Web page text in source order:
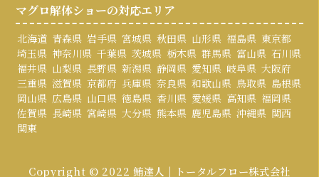
マグロ解体ショーの対応エリア
北海道 青森県 岩手県 宮城県 秋田県 山形県 福島県 東京都
埼玉県 神奈川県 千葉県 茨城県 栃木県 群馬県 富山県 石川県
福井県 山梨県 長野県 新潟県 静岡県 愛知県 岐阜県 大阪府
三重県 滋賀県 京都府 兵庫県 奈良県 和歌山県 鳥取県 島根県
岡山県 広島県 山口県 徳島県 香川県 愛媛県 高知県 福岡県
佐賀県 長崎県 宮崎県 大分県 熊本県 鹿児島県 沖縄県 関西
関東
Copyright © 2022 鮪達人 | トータルフロー株式会社